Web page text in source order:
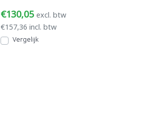
€130,05 excl. btw
€157,36 incl. btw
Vergelijk